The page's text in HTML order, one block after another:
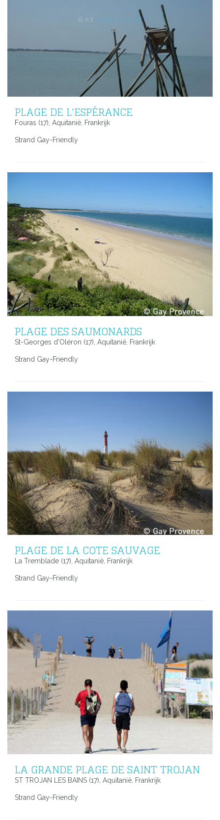
PLAGE DE L'ESPÉRANCE
Fouras (17), Aquitanië, Frankrijk
Strand Gay-Friendly
PLAGE DES SAUMONARDS
St-Georges d'Oléron (17), Aquitanië, Frankrijk
Strand Gay-Friendly
PLAGE DE LA COTE SAUVAGE
La Tremblade (17), Aquitanië, Frankrijk
Strand Gay-Friendly
LA GRANDE PLAGE DE SAINT TROJAN
ST TROJAN LES BAINS (17), Aquitanië, Frankrijk
Strand Gay-Friendly